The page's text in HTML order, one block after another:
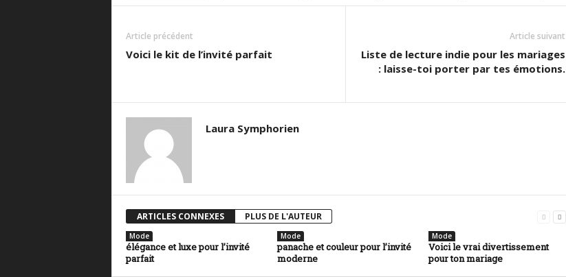
Article précédent
Voici le kit de l’invité parfait
Article suivant
Liste de lecture indie pour les mariages
: laisse-toi porter par tes émotions.
Laura Symphorien
ARTICLES CONNEXES PLUS DE L'AUTEUR
Mode
élégance et luxe pour l’invité
parfait
Mode
panache et couleur pour l’invité
moderne
Mode
Voici le vrai divertissement
pour ton mariage